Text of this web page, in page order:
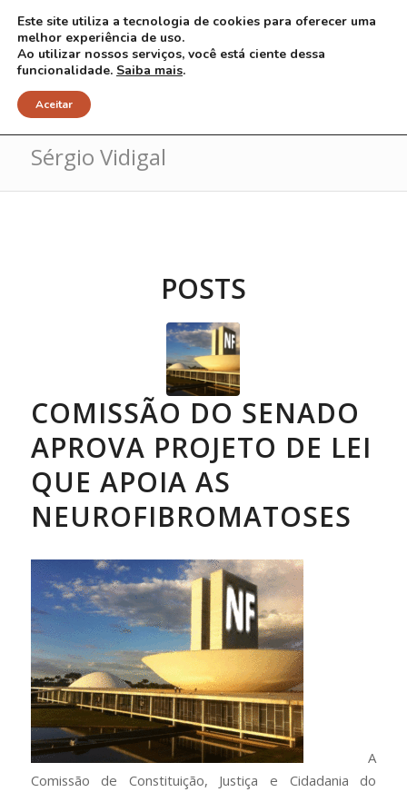
Arquivo para Tag: Deputado
Sérgio Vidigal
POSTS
COMISSÃO DO SENADO
APROVA PROJETO DE LEI
QUE APOIA AS
NEUROFIBROMATOSES
A
Comissão de Constituição, Justiça e Cidadania do
Este site utiliza a tecnologia de cookies para oferecer uma
melhor experiência de uso.
Ao utilizar nossos serviços, você está ciente dessa
funcionalidade. Saiba mais.
Aceitar